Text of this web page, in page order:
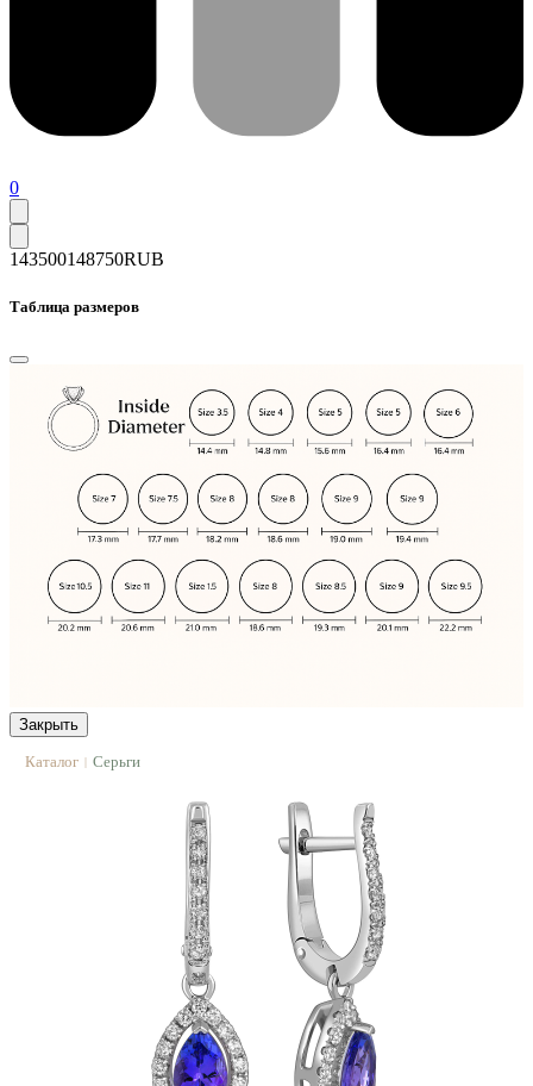
0
143500148750RUB
Таблица размеров
Закрыть
Каталог | Серьги